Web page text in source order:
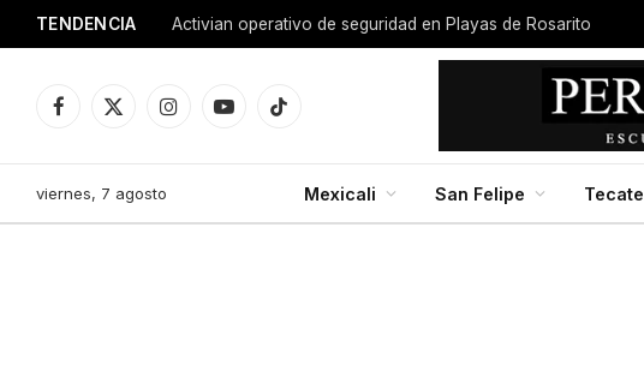
TENDENCIA Activian operativo de seguridad en Playas de Rosarito
Facebook
X
InstagramYouTubeTikTok
viernes, 7 agosto Mexicali San Felipe Tecate